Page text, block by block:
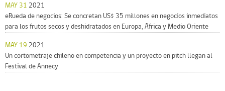
MAY 31 2021
eRueda de negocios: Se concretan US$ 35 millones en negocios inmediatos
para los frutos secos y deshidratados en Europa, África y Medio Oriente
MAY 19 2021
Un cortometraje chileno en competencia y un proyecto en pitch llegan al
Festival de Annecy